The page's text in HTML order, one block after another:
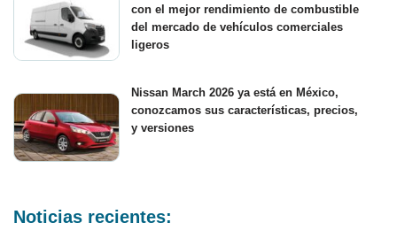
con el mejor rendimiento de combustible
del mercado de vehículos comerciales
ligeros
Nissan March 2026 ya está en México,
conozcamos sus características, precios,
y versiones
Noticias recientes: